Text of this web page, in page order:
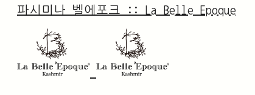
파시미나 벨에포크 :: La Belle Epoque